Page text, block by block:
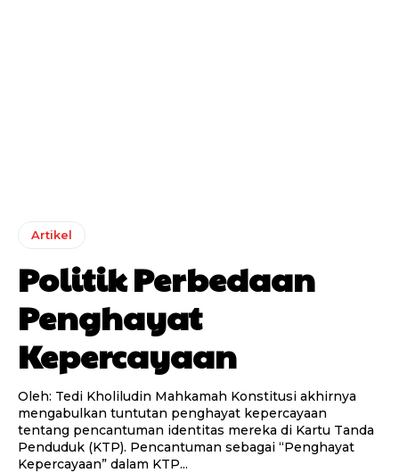
Artikel
Politik Perbedaan
Penghayat
Kepercayaan
Oleh: Tedi Kholiludin Mahkamah Konstitusi akhirnya
mengabulkan tuntutan penghayat kepercayaan
tentang pencantuman identitas mereka di Kartu Tanda
Penduduk (KTP). Pencantuman sebagai “Penghayat
Kepercayaan” dalam KTP...